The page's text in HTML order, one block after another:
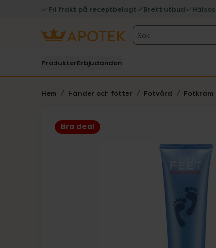
Fri frakt på receptbelagt Brett utbud
Sök
ProdukterErbjudanden
Hem Händer och fötter Fotvård Fotkräm
Bra deal
Lista: . Innehåller 1 objekt.